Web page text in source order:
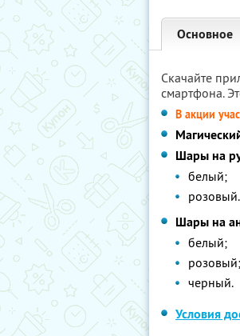
Основное
Скачайте
смартфона.
В акции
Шары на
белый;
розовый.
Шары на
белый;
розовый;
черный.
Условия